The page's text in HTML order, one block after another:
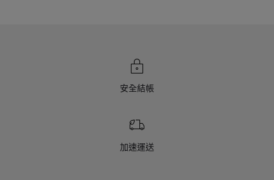
安全結帳
加速運送